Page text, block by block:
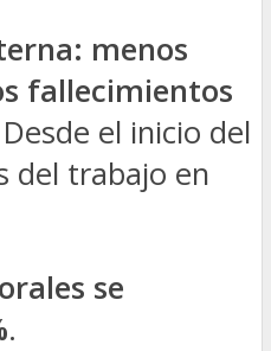
menos
fallecimientos
Desde el inicio del
del trabajo en
se
.